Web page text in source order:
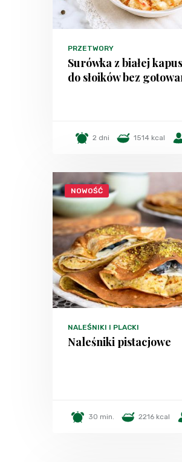
PRZETWORY
Surówka z białej
do słoików bez
2 dni 1514 kcal
NOWOŚĆ
NALEŚNIKI I PLACKI
Naleśniki pistacjowe
30 min. 2216 kcal